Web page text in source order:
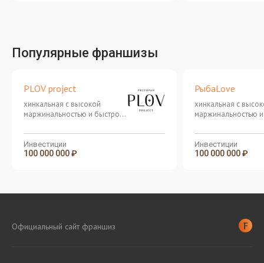
Популярные франшизы
PLOV project
хинкальная с высокой
маржинальностью и быстрой
Инвестиции
100 000 000 ₽
РыбаLove
хинкальная с
маржинальностью
Инвестиции
100 000 000 ₽
Официальный сайт франшиз